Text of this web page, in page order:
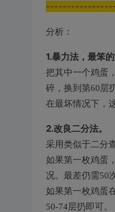
分析：
1.暴力法，最笨的
把其中一个鸡蛋
碎，换到第60层
在最坏情况下，
2.改良二分法。
采用类似于二分
如果第一枚鸡蛋
况。最差仍需50
如果第一枚鸡蛋
50-74层扔即可。